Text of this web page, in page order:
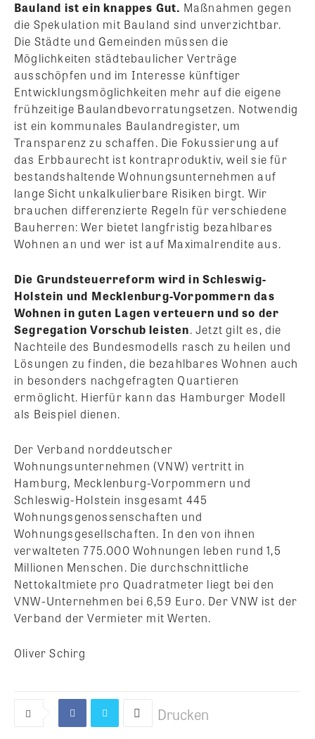
Bauland ist ein knappes Gut. Maßnahmen gegen
die Spekulation mit Bauland sind unverzichtbar.
Die Städte und Gemeinden müssen die
Möglichkeiten städtebaulicher Verträge
ausschöpfen und im Interesse künftiger
Entwicklungsmöglichkeiten mehr auf die eigene
frühzeitige Baulandbevorratungsetzen. Notwendig
ist ein kommunales Baulandregister, um
Transparenz zu schaffen. Die Fokussierung auf
das Erbbaurecht ist kontraproduktiv, weil sie für
bestandshaltende Wohnungsunternehmen auf
lange Sicht unkalkulierbare Risiken birgt. Wir
brauchen differenzierte Regeln für verschiedene
Bauherren: Wer bietet langfristig bezahlbares
Wohnen an und wer ist auf Maximalrendite aus.
Die Grundsteuerreform wird in Schleswig-
Holstein und Mecklenburg-Vorpommern das
Wohnen in guten Lagen verteuern und so der
Segregation Vorschub leisten. Jetzt gilt es, die
Nachteile des Bundesmodells rasch zu heilen und
Lösungen zu finden, die bezahlbares Wohnen auch
in besonders nachgefragten Quartieren
ermöglicht. Hierfür kann das Hamburger Modell
als Beispiel dienen.
Der Verband norddeutscher
Wohnungsunternehmen (VNW) vertritt in
Hamburg, Mecklenburg-Vorpommern und
Schleswig-Holstein insgesamt 445
Wohnungsgenossenschaften und
Wohnungsgesellschaften. In den von ihnen
verwalteten 775.000 Wohnungen leben rund 1,5
Millionen Menschen. Die durchschnittliche
Nettokaltmiete pro Quadratmeter liegt bei den
VNW-Unternehmen bei 6,59 Euro. Der VNW ist der
Verband der Vermieter mit Werten.
Oliver Schirg
Drucken